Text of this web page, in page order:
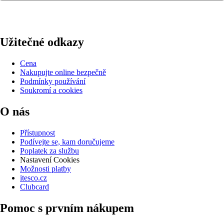
Užitečné odkazy
Cena
Nakupujte online bezpečně
Podmínky používání
Soukromí a cookies
O nás
Přístupnost
Podívejte se, kam doručujeme
Poplatek za službu
Nastavení Cookies
Možnosti platby
itesco.cz
Clubcard
Pomoc s prvním nákupem